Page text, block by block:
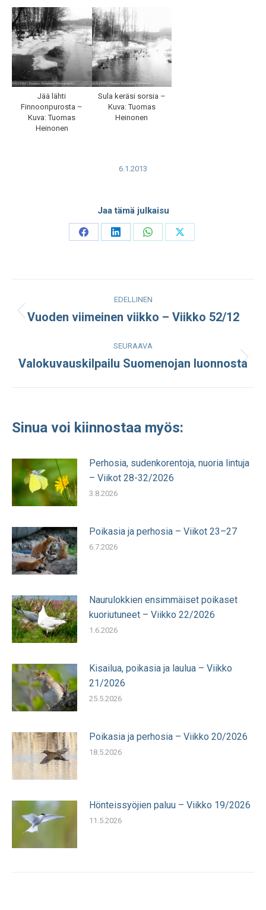
Jää lähti
Finnoonpurosta –
Kuva: Tuomas
Heinonen
Sula keräsi sorsia –
Kuva: Tuomas
Heinonen
6.1.2013
Jaa tämä julkaisu
Share
Share
Share
Share
navigation
EDELLINEN
Edellinen
Vuoden viimeinen viikko – Viikko 52/12
SEURAAVA
Seuraava
Valokuvauskilpailu Suomenojan luonnosta
Sinua voi kiinnostaa myös:
Perhosia, sudenkorentoja, nuoria lintuja
– Viikot 28-32/2026
3.8.2026
Poikasia ja perhosia – Viikot 23–27
6.7.2026
Naurulokkien ensimmäiset poikaset
kuoriutuneet – Viikko 22/2026
1.6.2026
Kisailua, poikasia ja laulua – Viikko
21/2026
25.5.2026
Poikasia ja perhosia – Viikko 20/2026
18.5.2026
Hönteissyöjien paluu – Viikko 19/2026
11.5.2026